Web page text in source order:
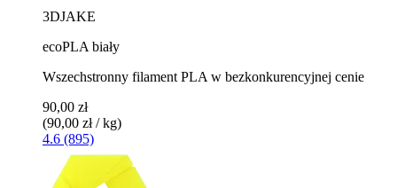
3DJAKE
ecoPLA biały
Wszechstronny filament PLA w bezkonkurencyjnej cenie
90,00 zł
(90,00 zł / kg)
4.6 (895)